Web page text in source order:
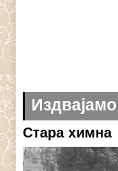
Издвајамо
Стара химна